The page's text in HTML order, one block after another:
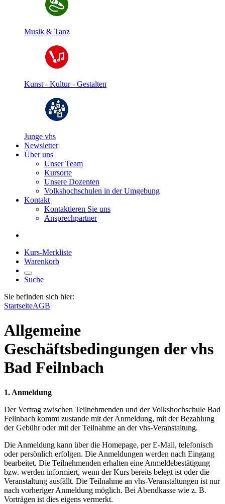
Musik & Tanz
Kunst - Kultur - Gestalten
Junge vhs
Newsletter
Über uns
Unser Team
Kursorte
Unsere Dozenten
Volkshochschulen in der Umgebung
Kontakt
Kontaktieren Sie uns
Ansprechpartner
Kurs-Merkliste
Warenkorb
Suche
Sie befinden sich hier:
StartseiteAGB
Allgemeine
Geschäftsbedingungen der vhs
Bad Feilnbach
1. Anmeldung
Der Vertrag zwischen Teilnehmenden und der Volkshochschule Bad
Feilnbach kommt zustande mit der Anmeldung, mit der Bezahlung
der Gebühr oder mit der Teilnahme an der vhs-Veranstaltung.
Die Anmeldung kann über die Homepage, per E-Mail, telefonisch
oder persönlich erfolgen. Die Anmeldungen werden nach Eingang
bearbeitet. Die Teilnehmenden erhalten eine Anmeldebestätigung
bzw. werden informiert, wenn der Kurs bereits belegt ist oder die
Veranstaltung ausfällt. Die Teilnahme an vhs-Veranstaltungen ist nur
nach vorheriger Anmeldung möglich. Bei Abendkasse wie z. B.
Vorträgen ist dies eigens vermerkt.